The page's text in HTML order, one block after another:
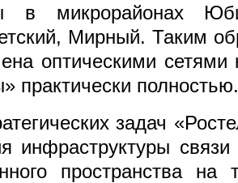
в микрорайонах
Мирный. Таким
оптическими
практически полностью.
задач
инфраструктуры
пространства на